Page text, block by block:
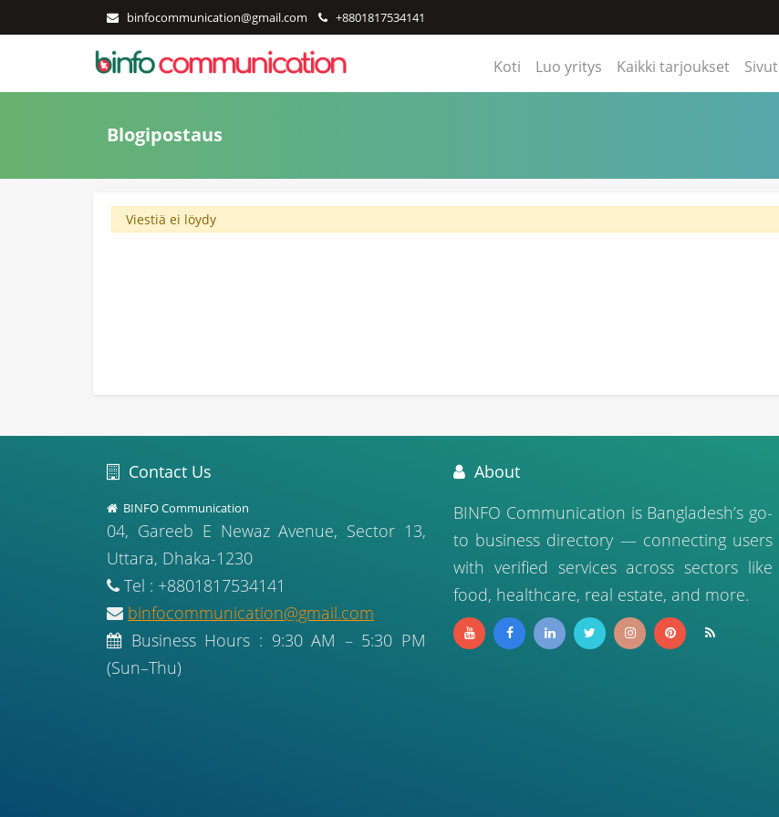
binfocommunication@gmail.com +8801817534141
Koti Luo yritys Kaikki tarjoukset Sivut
Blogipostaus
Viestiä ei löydy
Contact Us
BINFO Communication
04, Gareeb E Newaz Avenue, Sector 13,
Uttara, Dhaka-1230
Tel : +8801817534141
binfocommunication@gmail.com
Business Hours : 9:30 AM – 5:30 PM
(Sun–Thu)
About
BINFO Communication is Bangladesh’s go-
to business directory — connecting users
with verified services across sectors like
food, healthcare, real estate, and more.